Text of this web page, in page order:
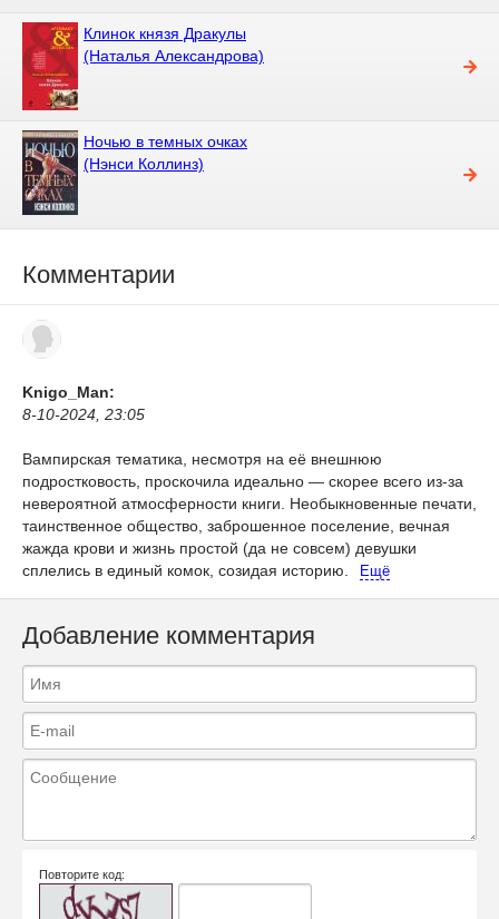
Клинок князя Дракулы
(Наталья Александрова)
Ночью в темных очках
(Нэнси Коллинз)
Комментарии
Knigo_Man:
8-10-2024, 23:05
Вампирская тематика, несмотря на её внешнюю
подростковость, проскочила идеально — скорее всего из-за
невероятной атмосферности книги. Необыкновенные печати,
таинственное общество, заброшенное поселение, вечная
жажда крови и жизнь простой (да не совсем) девушки
сплелись в единый комок, созидая историю.
Ещё
Добавление комментария
Повторите код: